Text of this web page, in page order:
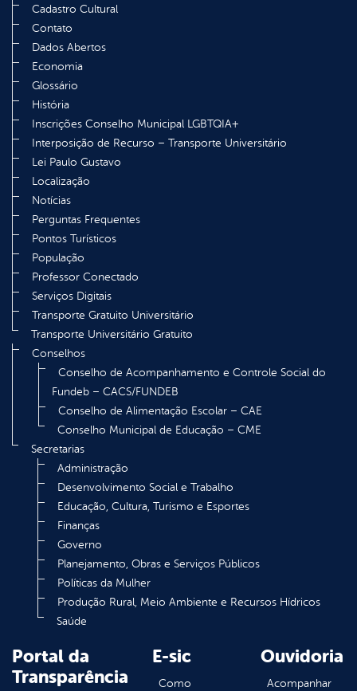
Cadastro Cultural
Contato
Dados Abertos
Economia
Glossário
História
Inscrições Conselho Municipal LGBTQIA+
Interposição de Recurso – Transporte Universitário
Lei Paulo Gustavo
Localização
Notícias
Perguntas Frequentes
Pontos Turísticos
População
Professor Conectado
Serviços Digitais
Transporte Gratuito Universitário
Transporte Universitário Gratuito
Conselhos
Conselho de Acompanhamento e Controle Social do
Fundeb – CACS/FUNDEB
Conselho de Alimentação Escolar – CAE
Conselho Municipal de Educação – CME
Secretarias
Administração
Desenvolvimento Social e Trabalho
Educação, Cultura, Turismo e Esportes
Finanças
Governo
Planejamento, Obras e Serviços Públicos
Políticas da Mulher
Produção Rural, Meio Ambiente e Recursos Hídricos
Saúde
Portal da
Transparência
E-sic
Como
Ouvidoria
Acompanhar